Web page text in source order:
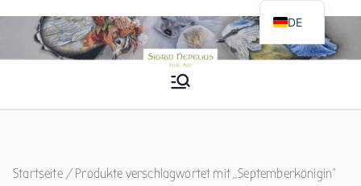
springen
Sigrid Nepelius
Fine Art
Startseite/ Produkte verschlagwortet mit „Septemberkönigin“
DE
EN